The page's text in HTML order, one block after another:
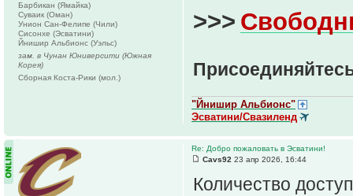
>>>
"Йнишир Альбионс"
Эсватини/Свазиленд
Барбикан (Ямайка)
Суваик (Оман)
Унион Сан-Фелипе (Чили)
Сисонхе (Эсватини)
Йнишир Альбионс (Уэльс)
зам. в Чунан Юниверсити (Южная
Корея)
Сборная Коста-Рики (мол.)
Re: Добро пожаловать в Эсватини!
Cavs92 23 апр 2026, 16:44
Количество